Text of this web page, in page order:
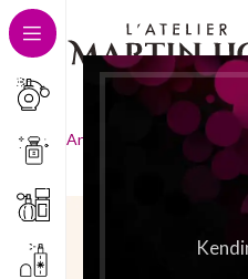
Ana Sayfa Basisnoten Holz